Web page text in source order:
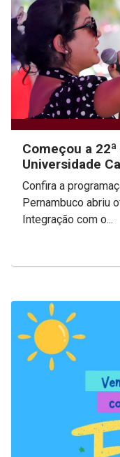
Começou a
Universidade
Confira a programação A Universidade
Pernambuco abriu
Integração com o...